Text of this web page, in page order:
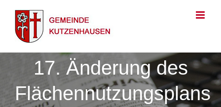
Inhalt
springen
17. Änderung des
Flächennutzungsplans